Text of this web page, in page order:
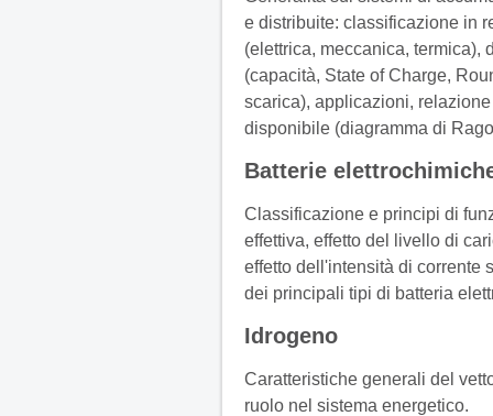
e distribuite: classificazione in
(elettrica, meccanica,
(capacità, State of Charge,
scarica), applicazioni,
disponibile (diagramma di
Batterie
Classificazione e principi di
effettiva, effetto del livello di
effetto dell'intensità di corrente
dei principali tipi di batteria
Idrogeno
Caratteristiche generali del
ruolo nel sistema energetico.